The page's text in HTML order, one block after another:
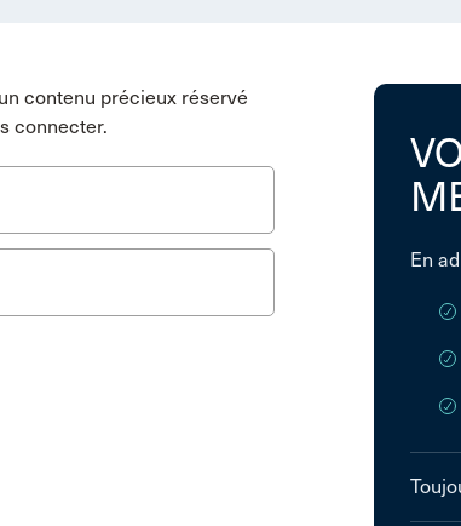
contenu précieux réservé
connecter.
En